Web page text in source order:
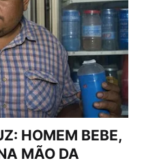
HOMEM BEBE,
MÃO DA